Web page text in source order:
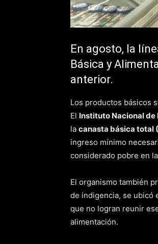
En agosto, la
Básica y
anterior.
Los productos básicos
El Instituto Nacional de
la canasta básica total
ingreso mínimo
considerado pobre en
El organismo también
de indigencia, se ubicó
que no logran reunir
alimentación.